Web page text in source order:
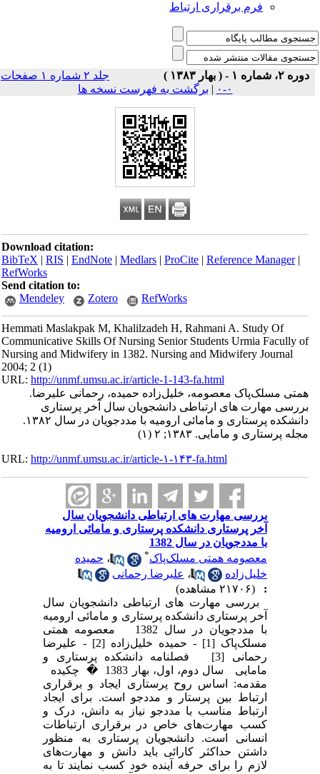
فرم برقراری ارتباط
دوره ۲، شماره ۱ - ( بهار ۱۳۸۳ )
جلد ۲ شماره ۱ صفحات
| برگشت به فهرست نسخه ها
Download citation:
BibTeX|RIS|EndNote|Medlars|ProCite|Reference Manager
RefWorks
Send citation to:
Mendeley
Zotero RefWorks
Hemmati Maslakpak M, Khalilzadeh H, Rahmani A. Study Of
Communicative Skills Of Nursing Senior Students Urmia Facully of
Nursing and Midwifery in 1382. Nursing and Midwifery Journal
2004; 2 (1)
URL:http://unmf.umsu.ac.ir/article-1-143-fa.html
همتی مسلک‌پاک معصومه، خلیل‌زاده حمیده، رحمانی علیرضا.
بررسی مهارت ‌های ارتباطی دانشجویان سال آخر پرستاری
دانشکده پرستاری و مامائی ارومیه با مددجویان در سال ۱۳۸۲.
مجله پرستاری و مامایی. ۱۳۸۳; ۲ (۱)
URL:http://unmf.umsu.ac.ir/article-۱-۱۴۳-fa.html
بررسی مهارت ‌های ارتباطی دانشجویان سال
آخر پرستاری دانشکده پرستاری و مامائی ارومیه
با مددجویان در سال 1382
معصومه همتی مسلک‌پاک* ،حمیده
خلیل‌زاده
،علیرضا رحمانی
بررسی مهارت ‌های ارتباطی دانشجویان سال
آخر پرستاری دانشکده پرستاری و مامائی ارومیه
با مددجویان در سال 1382 معصومه همتی
مسلک‌پاک [1] - حمیده خلیل‌زاده [2] - علیرضا
رحمانی [3] فصلنامه دانشکده پرستاری و
مامایی سال دوم، اول، بهار 1383 � چکیده
مقدمه: اساس روح پرستاری ایجاد و برقراری
ارتباط بین پرستار و مددجو است. برای ایجاد
ارتباط مناسب با مددجو نیاز به دانش، درک و
کسب مهارت‌های خاص در برقراری ارتباطات
انسانی است. دانشجویان پرستاری به منظور
داشتن حداکثر کارائی باید دانش و مهارت‌های
لازم را برای حرفه آینده خود کسب نمایند تا به